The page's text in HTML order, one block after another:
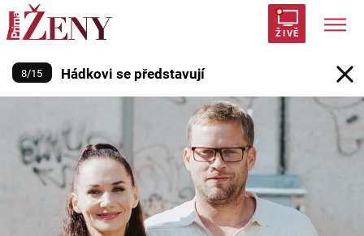
ŽIVĚ
Trendy: Polabí Inspekce Prostřeno!
Proměny
Témata
Hádkovi se představují
8/15 Hádkovi se představují